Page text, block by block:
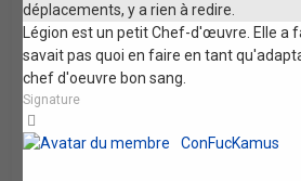
déplacements, y a rien à redire.
Légion est un petit Chef-d'œuvre. Elle a
savait pas quoi en faire en tant
chef d'oeuvre bon sang.
Signature
ConFucKamus